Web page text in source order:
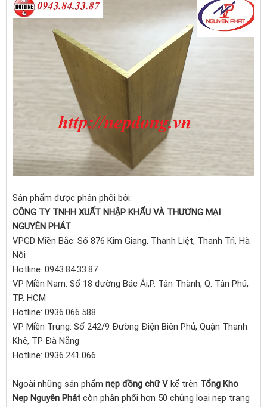
Sản phẩm được phân phối bởi:
CÔNG TY TNHH XUẤT NHẬP KHẨU VÀ THƯƠNG MẠI
NGUYÊN PHÁT
VPGD Miền Bắc: Số 876 Kim Giang, Thanh Liệt, Thanh Trì, Hà
Nội
Hotline: 0943.84.33.87
VP Miền Nam: Số 18 đường Bác Ái,P. Tân Thành, Q. Tân Phú,
TP. HCM
Hotline: 0936.066.588
VP Miền Trung: Số 242/9 Đường Điện Biên Phủ, Quận Thanh
Khê, TP Đà Nẵng
Hotline: 0936.241.066
Ngoài những sản phẩm nẹp đồng chữ V kể trên Tổng Kho
Nẹp Nguyên Phát còn phân phối hơn 50 chủng loại nẹp trang